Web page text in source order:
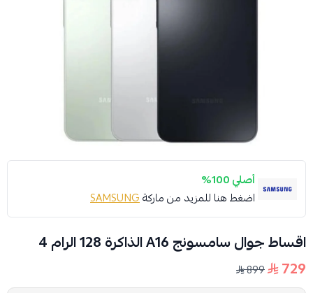
أصلي 100%
اضغط هنا للمزيد من ماركةSAMSUNG
اقساط جوال سامسونج A16 الذاكرة 128 الرام 4
729
899